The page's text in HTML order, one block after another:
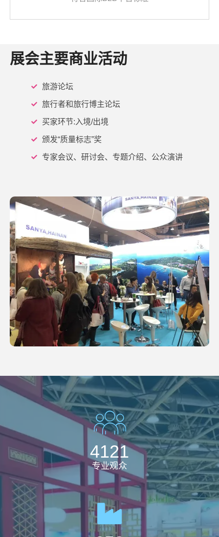
展会主要商业活动
旅游论坛
旅行者和旅行博主论坛
买家环节:入境/出境
颁发“质量标志”奖
专家会议、研讨会、专题介绍、公众演讲
4121
专业观众